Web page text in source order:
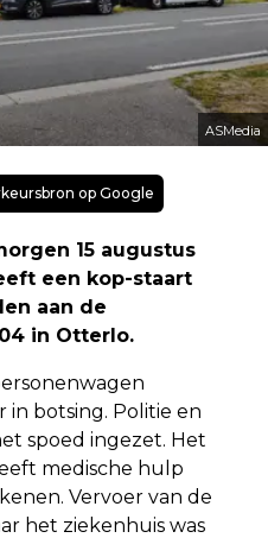
ASMedia
op Google
15 augustus
een kop-staart
aan de
in Otterlo.
in botsing. Politie en
spoed ingezet. Het
medische hulp
Vervoer van de
het ziekenhuis was